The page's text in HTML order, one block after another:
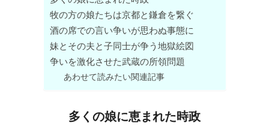
牧の方の娘たちは京都と鎌倉を繋ぐ
酒の席での言い争いが思わぬ事態に
妹とその夫と子同士が争う地獄絵図
争いを激化させた武蔵の所領問題
あわせて読みたい関連記事
多くの娘に恵まれた時政